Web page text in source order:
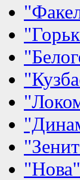
"Нова"